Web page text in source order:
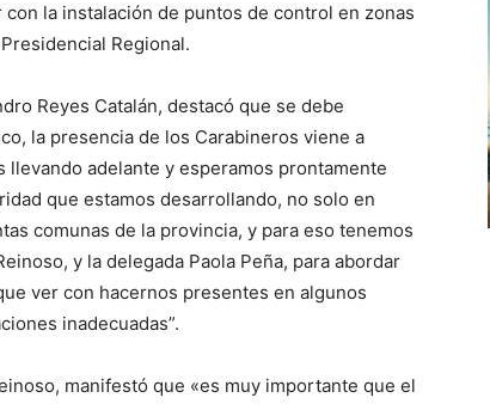
la instalación de puntos de control en zonas
Regional.
Reyes Catalán, destacó que se debe
la presencia de los Carabineros viene a
adelante y esperamos prontamente
que estamos desarrollando, no solo en
comunas de la provincia, y para eso tenemos
y la delegada Paola Peña, para abordar
ver con hacernos presentes en algunos
inadecuadas”.
manifestó que «es muy importante que el